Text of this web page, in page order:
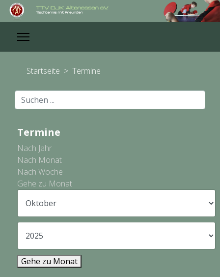
Startseite > Termine
Suchen
...
Termine
Nach Jahr
Nach Monat
Nach Woche
Gehe zu Monat
Gehe zu Monat